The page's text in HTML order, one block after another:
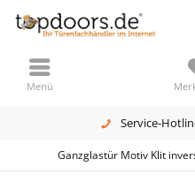
Service-
Menü
Ganzglastür Motiv Klit